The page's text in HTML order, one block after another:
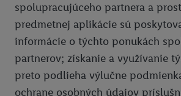
spolupracujúceho partnera a
predmetnej aplikácie sú
informácie o týchto ponukách
partnerov; získanie a využívanie
preto podlieha výlučne
ochrane osobných údajov